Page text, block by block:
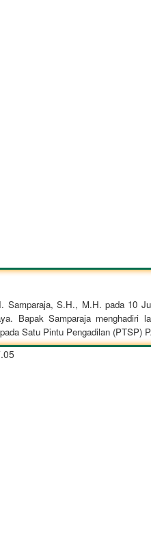
S.H., M.H. pada 10
Bapak Samparaja menghadiri
Satu Pintu Pengadilan (PTSP)